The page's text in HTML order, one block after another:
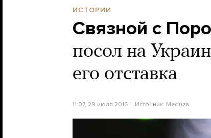
ИСТОРИИ
Связной с
посол на
его отставка
11:07, 29 июля 2016 Источник: Meduza